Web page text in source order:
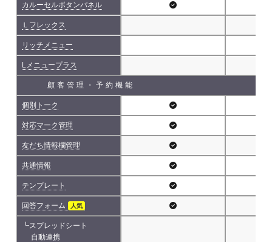
カルーセルボタンパネル
Ｌフレックス
リッチメニュー
Lメニュープラス
顧客管理・予約機能
個別トーク
対応マーク管理
友だち情報欄管理
共通情報
テンプレート
回答フォーム 人気
┗スプレッドシート
自動連携